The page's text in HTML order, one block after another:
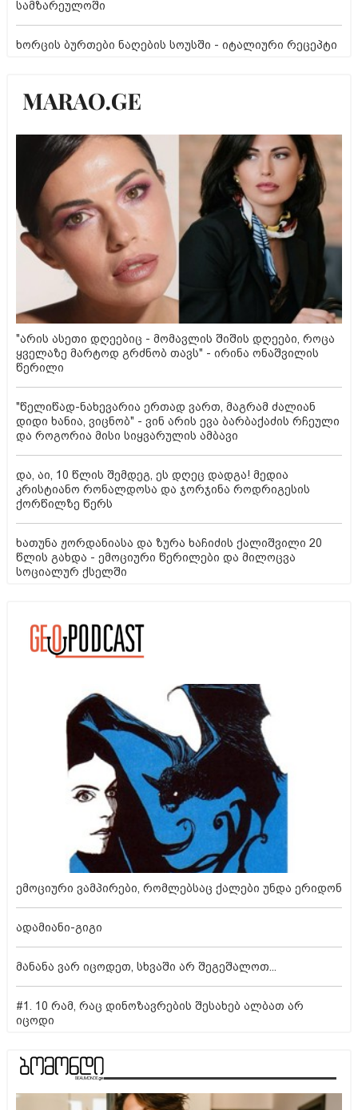
სამზარეულოში
ხორცის ბურთები ნაღების სოუსში - იტალიური რეცეპტი
"არის ასეთი დღეებიც - მომავლის შიშის დღეები, როცა
ყველაზე მარტოდ გრძნობ თავს" - ირინა ონაშვილის
წერილი
"წელიწად-ნახევარია ერთად ვართ, მაგრამ ძალიან
დიდი ხანია, ვიცნობ" - ვინ არის ევა ბარბაქაძის რჩეული
და როგორია მისი სიყვარულის ამბავი
და, აი, 10 წლის შემდეგ, ეს დღეც დადგა! მედია
კრისტიანო რონალდოსა და ჯორჯინა როდრიგესის
ქორწილზე წერს
ხათუნა ჟორდანიასა და ზურა ხაჩიძის ქალიშვილი 20
წლის გახდა - ემოციური წერილები და მილოცვა
სოციალურ ქსელში
ემოციური ვამპირები, რომლებსაც ქალები უნდა ერიდონ
ადამიანი-გიგი
მანანა ვარ იცოდეთ, სხვაში არ შეგეშალოთ...
#1. 10 რამ, რაც დინოზავრების შესახებ ალბათ არ
იცოდი